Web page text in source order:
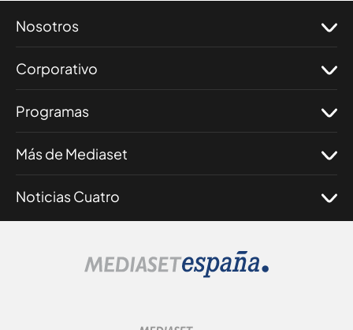
Nosotros
Corporativo
Programas
Más de Mediaset
Noticias Cuatro